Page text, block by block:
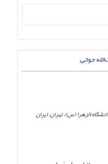
الزهرا (س)، تهران، ایران